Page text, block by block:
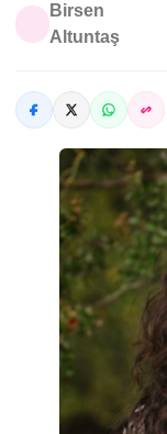
Birsen
Altuntaş